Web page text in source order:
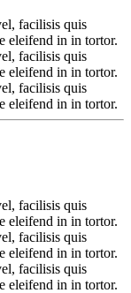
facilisis quis
eleifend in in tortor.
facilisis quis
eleifend in in tortor.
facilisis quis
eleifend in in tortor.
facilisis quis
eleifend in in tortor.
facilisis quis
eleifend in in tortor.
facilisis quis
eleifend in in tortor.